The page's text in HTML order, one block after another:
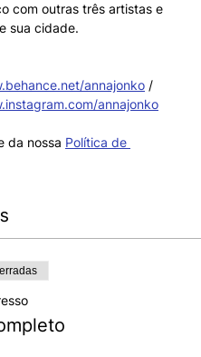
com outras três artistas e
sua cidade.
annajonko /
annajonko
da nossa Política de